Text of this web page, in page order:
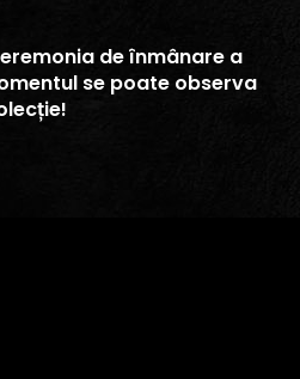
de înmânare a
se poate observa